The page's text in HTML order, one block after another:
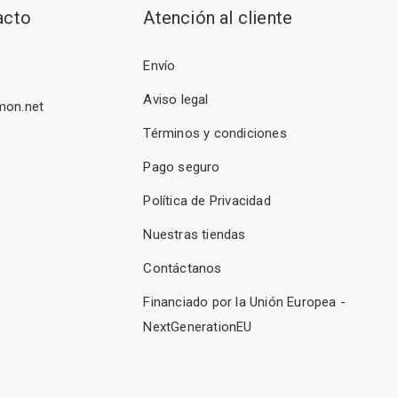
Atención al cliente
Envío
Aviso legal
Términos y condiciones
Pago seguro
Política de Privacidad
Nuestras tiendas
Contáctanos
Financiado por la Unión Europea -
NextGenerationEU